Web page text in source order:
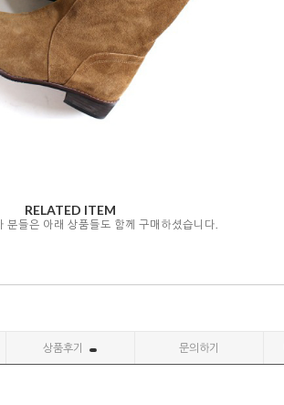
RELATED ITEM
분들은 아래 상품들도 함께 구매하셨습니다.
상품후기 문의하기